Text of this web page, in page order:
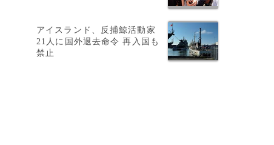
アイスランド、反捕鯨活動家
21人に国外退去命令 再入国も
禁止